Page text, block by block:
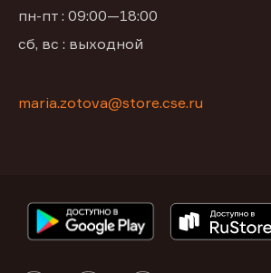
пн-пт : 09:00—18:00
сб, вс : выходной
maria.zotova@store.cse.ru